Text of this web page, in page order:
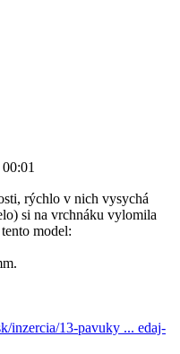
rýchlo v nich vysychá
si na vrchnáku vylomila
model:
inzercia/13-pavuky ... edaj-